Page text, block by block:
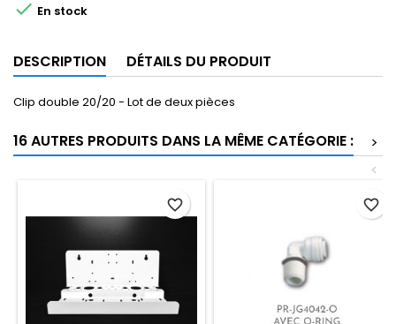
 En stock
DESCRIPTION DÉTAILS DU PRODUIT
Clip double 20/20 - Lot de deux pièces
16 AUTRES PRODUITS DANS LA MÊME CATÉGORIE :
>
<
favorite_border favorite_border